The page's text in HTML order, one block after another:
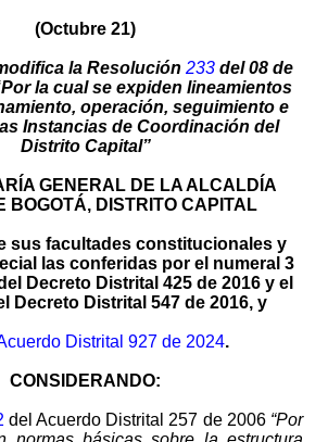
(Octubre 21)
la Resolución 233del 08 de
la cual se expiden lineamientos
operación, seguimiento e
Instancias de Coordinación del
Distrito Capital”
GENERAL DE LA ALCALDÍA
BOGOTÁ, DISTRITO CAPITAL
sus facultades constitucionales y
las conferidas por el numeral 3
Decreto Distrital 425 de 2016 y el
Decreto Distrital 547 de 2016, y
Distrital 927 de 2024.
CONSIDERANDO:
del Acuerdo Distrital 257 de 2006 “Por